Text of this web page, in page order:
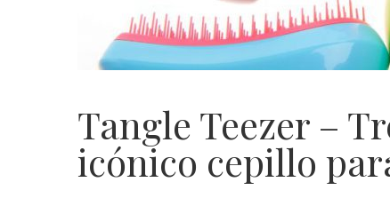
Tangle Teezer –
icónico cepillo